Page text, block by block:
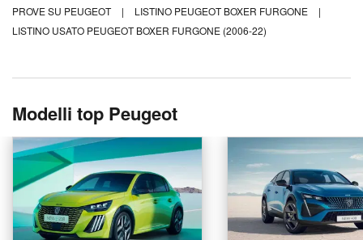
PROVE SU PEUGEOT
| LISTINO PEUGEOT BOXER FURGONE
|
LISTINO USATO PEUGEOT BOXER FURGONE (2006-22)
Modelli top Peugeot